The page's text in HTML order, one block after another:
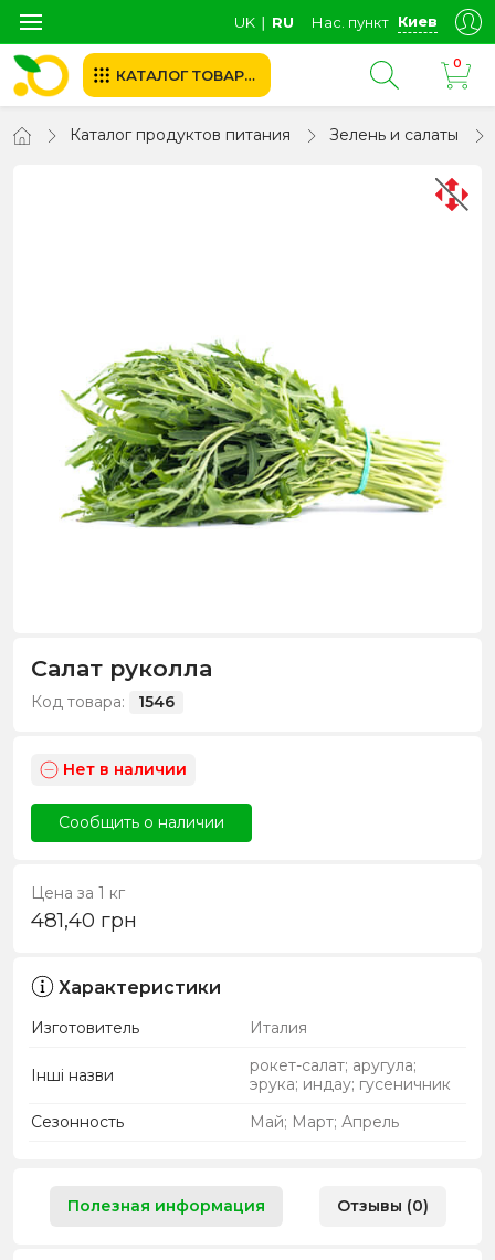
UK ∣ RU Нас. пункт Киев
КАТАЛОГ ТОВАРОВ
0
Каталог продуктов питания Зелень и салаты
Салат руколла
Код товара: 1546
Нет в наличии
Сообщить о наличии
Цена за 1 кг
481,40 грн
Характеристики
Изготовитель Италия
Інші назви
рокет-салат; аругула;
эрука; индау; гусеничник
Сезонность
Май; Март; Апрель
Полезная информация Отзывы (0)